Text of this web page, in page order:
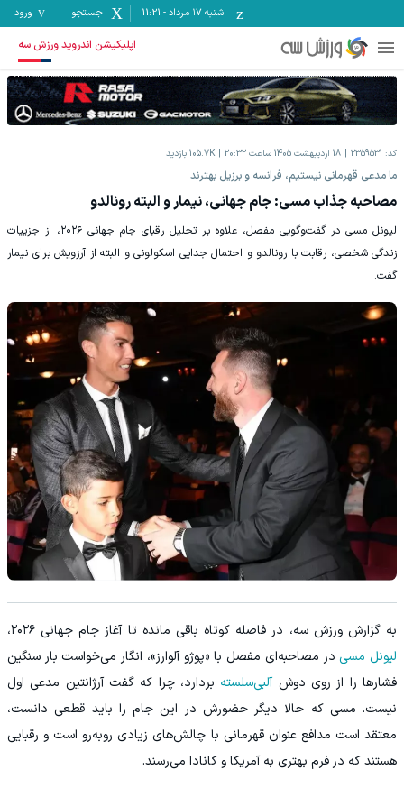
شنبه ۱۷ مرداد -
11:21 جستجو ورود
اپلیکیشن اندروید ورزش سه
کد: 2359531 18 اردیبهشت 1405 ساعت 20:32 105.7K بازدید
ما مدعی قهرمانی نیستیم، فرانسه و برزیل بهترند
مصاحبه جذاب مسی: جام جهانی، نیمار و البته رونالدو
لیونل مسی در گفت‌وگویی مفصل، علاوه بر تحلیل رقبای جام جهانی ۲۰۲۶، از جزییات
زندگی شخصی، رقابت با رونالدو و احتمال جدایی اسکولونی و البته از آرزویش برای نیمار
گفت.
به گزارش ورزش سه، در فاصله کوتاه باقی مانده تا آغاز جام جهانی ۲۰۲۶،
لیونل مسی در مصاحبه‌ای مفصل با «پوژو آلوارز»، انگار می‌خواست بار سنگین
فشارها را از روی دوشآلبی‌سلسته بردارد، چرا که گفت آرژانتین مدعی اول
نیست. مسی که حالا دیگر حضورش در این جام را باید قطعی دانست،
معتقد است مدافع عنوان قهرمانی با چالش‌های زیادی رو‌به‌رو است و رقبایی
هستند که در فرم بهتری به آمریکا و کانادا می‌رسند.